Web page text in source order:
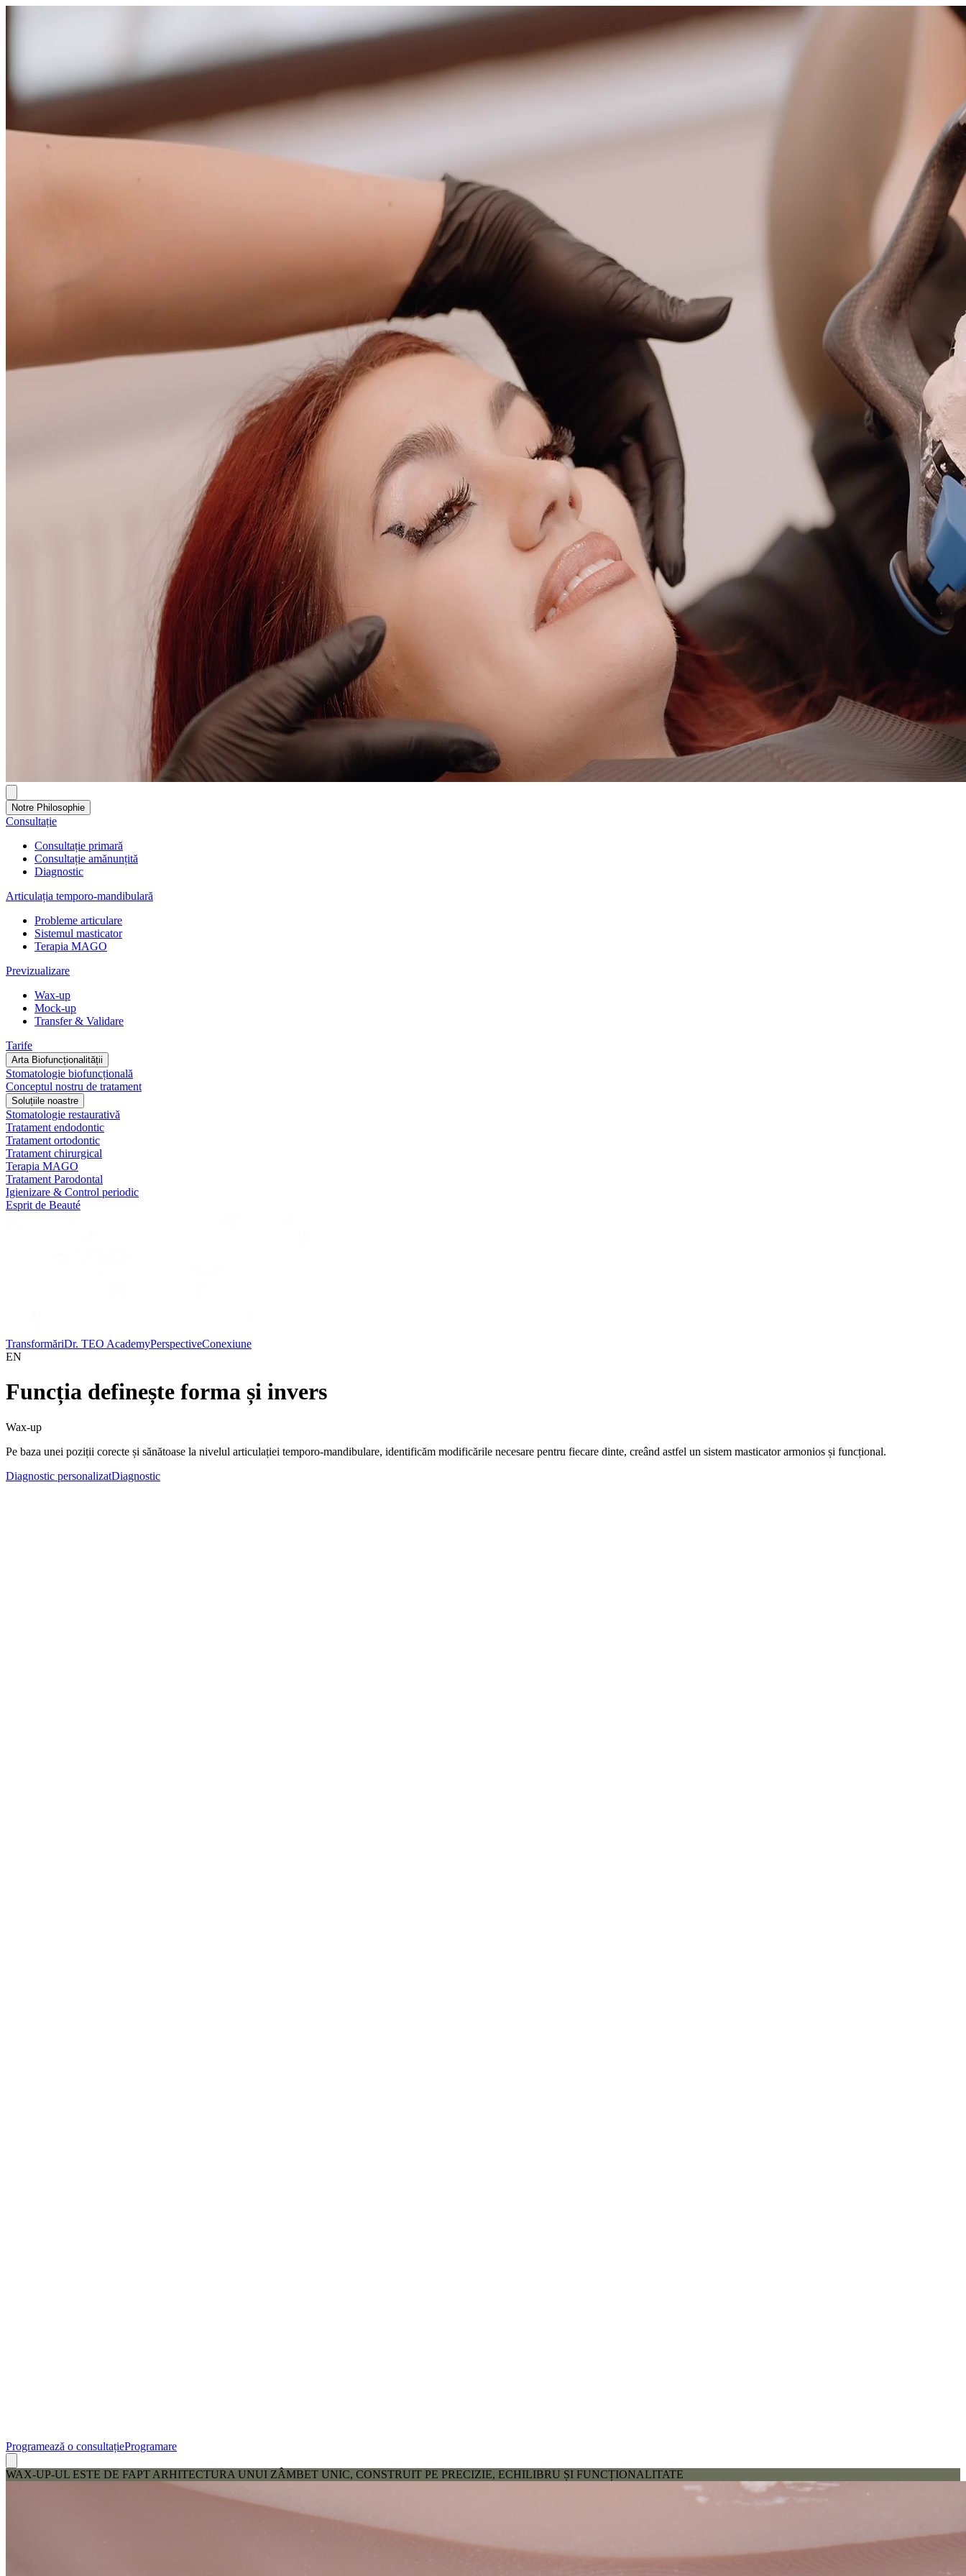
Notre Philosophie
Consultație
Consultație primară
Consultație amănunțită
Diagnostic
Articulația temporo-mandibulară
Probleme articulare
Sistemul masticator
Terapia MAGO
Previzualizare
Wax-up
Mock-up
Transfer & Validare
Tarife
Arta Biofuncționalității
Stomatologie biofuncțională
Conceptul nostru de tratament
Soluțiile noastre
Stomatologie restaurativă
Tratament endodontic
Tratament ortodontic
Tratament chirurgical
Terapia MAGO
Tratament Parodontal
Igienizare & Control periodic
Esprit de Beauté
TransformăriDr. TEO AcademyPerspectiveConexiune
EN
Funcția definește forma și invers
Wax-up
Pe baza unei poziții corecte și sănătoase la nivelul articulației temporo-mandibulare, identificăm modificările necesare pentru fiecare dinte, creând astfel un sistem masticator armonios și funcțional.
Diagnostic personalizatDiagnostic
Programează o consultațieProgramare
WAX-UP-UL ESTE DE FAPT ARHITECTURA UNUI ZÂMBET UNIC, CONSTRUIT PE PRECIZIE, ECHILIBRU ȘI FUNCȚIONALITATE